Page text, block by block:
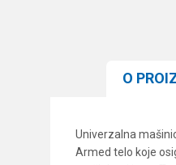
O
Univerzalna
Armed telo koje